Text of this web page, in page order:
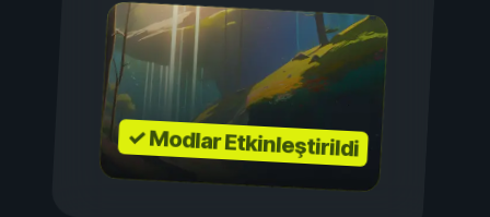
✓ Modlar Etkinleştirildi